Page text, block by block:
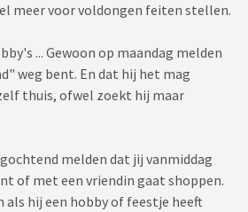
meer voor voldongen feiten stellen.
... Gewoon op maandag melden
weg bent. En dat hij het mag
thuis, ofwel zoekt hij maar
melden dat jij vanmiddag
of met een vriendin gaat shoppen.
als hij een hobby of feestje heeft